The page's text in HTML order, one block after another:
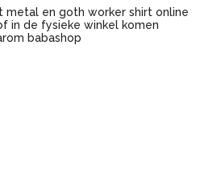
metal en goth worker shirt online
in de fysieke winkel komen
babashop